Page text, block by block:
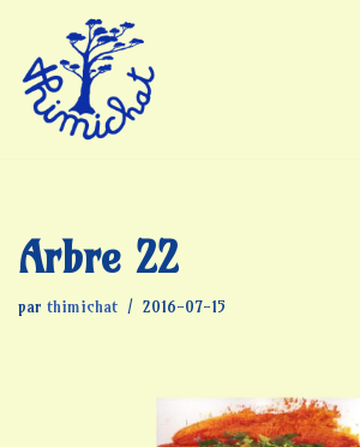
Aller
au
contenu
Arbre 22
par thimichat 2016-07-15